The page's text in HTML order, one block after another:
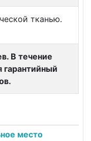
тканью.
В течение
гарантийный
место